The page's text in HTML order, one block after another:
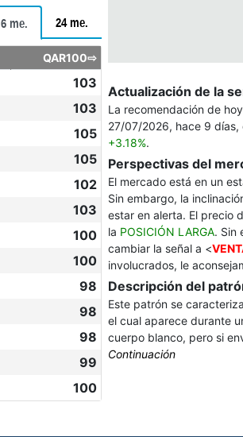
6 me. 24 me.
QAR100⇨
103
103
105
105
102
103
100
100
98
98
98
99
100
Actualización de la
La recomendación de
27/07/2026, hace 9 días,
+3.18%.
Perspectivas del
El mercado está en un
Sin embargo, la
estar en alerta. El precio
la POSICIÓN LARGA. Sin
cambiar la señal a <
involucrados, le
Descripción del
Este patrón se
el cual aparece durante
cuerpo blanco, pero si
Continuación